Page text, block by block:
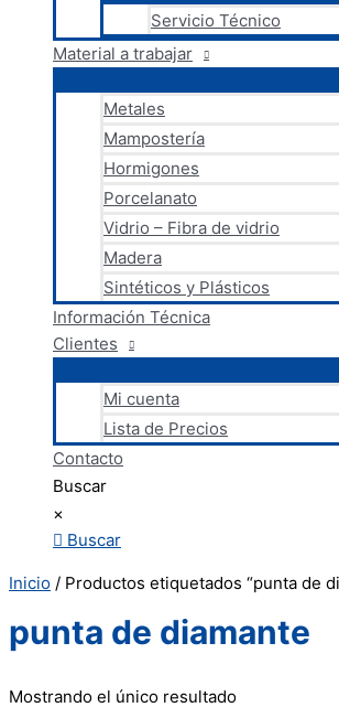
Servicio Técnico
Material a trabajar
Metales
Mampostería
Hormigones
Porcelanato
Vidrio – Fibra de vidrio
Madera
Sintéticos y Plásticos
Información Técnica
Clientes
Mi cuenta
Lista de Precios
Contacto
Buscar
×
Buscar
Inicio / Productos etiquetados “punta de
punta de diamante
Mostrando el único resultado